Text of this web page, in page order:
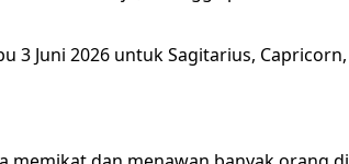
3 Juni 2026 untuk Sagitarius, Capricorn,